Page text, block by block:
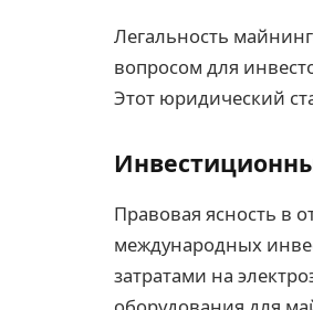
Легальность
вопросом для
Этот юридический
Правовая ясность в
международных
затратами на